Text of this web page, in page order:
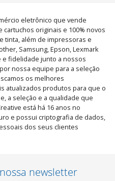
eletrônico que vende
originais e 100% novos
tinta, além de impressoras e
Samsung, Epson, Lexmark
e fidelidade junto a nossos
nossa equipe para a seleção
os melhores
atualizados produtos para que o
a seleção e a qualidade que
está há 16 anos no
e possui criptografia de dados,
dos seus clientes
newsletter